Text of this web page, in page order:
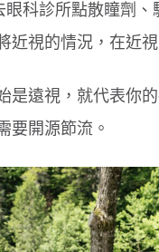
科診所點散瞳劑
視的情況，在近
是遠視，就代表你
要開源節流。